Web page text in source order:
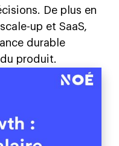
De plus en
up et SaaS,
durable
produit.